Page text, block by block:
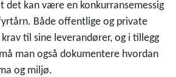
det kan være en konkurransemessig
Både offentlige og private
til sine leverandører, og i tillegg
man også dokumentere hvordan
og miljø.